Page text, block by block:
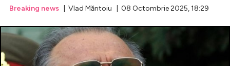
Breaking news | Vlad Măntoiu | 08 Octombrie 2025, 18:29